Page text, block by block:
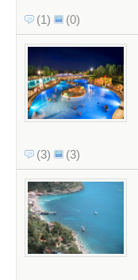
(1) (0)
(3) (3)